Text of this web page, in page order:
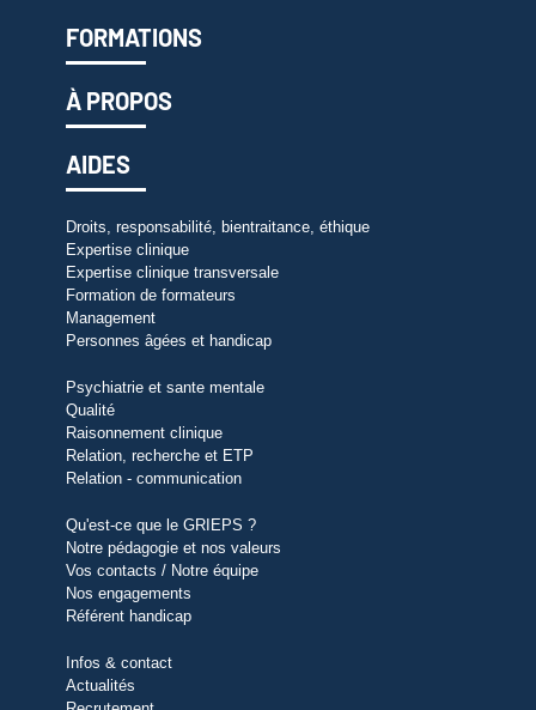
FORMATIONS
À PROPOS
AIDES
Droits, responsabilité, bientraitance, éthique
Expertise clinique
Expertise clinique transversale
Formation de formateurs
Management
Personnes âgées et handicap
Psychiatrie et sante mentale
Qualité
Raisonnement clinique
Relation, recherche et ETP
Relation - communication
Qu'est-ce que le GRIEPS ?
Notre pédagogie et nos valeurs
Vos contacts / Notre équipe
Nos engagements
Référent handicap
Infos & contact
Actualités